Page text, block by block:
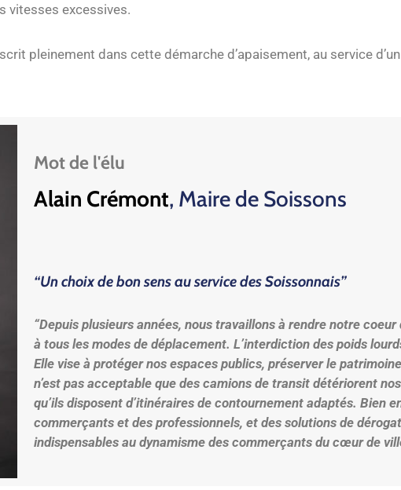
vitesses excessives.
pleinement dans cette démarche d’apaisement, au service
Mot de l'élu
Alain Crémont, Maire de Soissons
“Un choix de bon sens au service des Soissonnais”
“Depuis plusieurs années, nous travaillons à rendre notre
à tous les modes de déplacement. L’interdiction des poids
Elle vise à protéger nos espaces publics, préserver le
n’est pas acceptable que des camions de transit détériorent
qu’ils disposent d’itinéraires de contournement adaptés. Bien
commerçants et des professionnels, et des solutions de
indispensables au dynamisme des commerçants du cœur de